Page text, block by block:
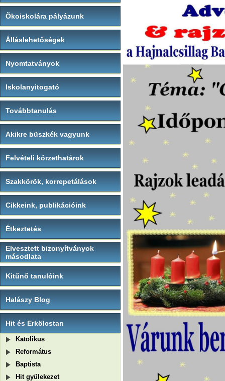
Ökoiskolára pályázunk
Álláslehetőségek
Nyomtatványok
Iskolanyitogató
Továbbtanulás
Akikre büszkék vagyunk
Felvételi körzethatárok
Szakkörök, korrepetálások
Cikkeink, publikációink
Étkeztetés
Elvesztett bizonyítványok
másodlata
Kitűnő tanulóink
Halászy Blog
Hit és Erkölcstan
Katolikus
Református
Baptista
Hit gyülekezet